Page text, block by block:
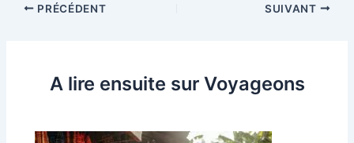
PRÉCÉDENT SUIVANT
A lire ensuite sur Voyageons